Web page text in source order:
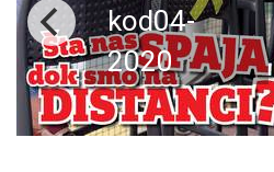
kod04-
2020